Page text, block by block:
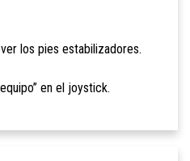
los pies estabilizadores.
en el joystick.